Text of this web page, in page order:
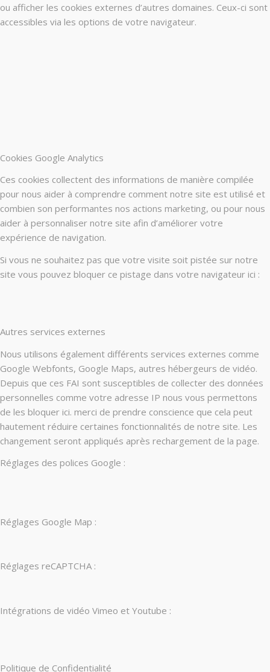
ou afficher les cookies externes d’autres domaines. Ceux-ci sont
accessibles via les options de votre navigateur.
Cookies Google Analytics
Ces cookies collectent des informations de manière compilée
pour nous aider à comprendre comment notre site est utilisé et
combien son performantes nos actions marketing, ou pour nous
aider à personnaliser notre site afin d’améliorer votre
expérience de navigation.
Si vous ne souhaitez pas que votre visite soit pistée sur notre
site vous pouvez bloquer ce pistage dans votre navigateur ici :
Autres services externes
Nous utilisons également différents services externes comme
Google Webfonts, Google Maps, autres hébergeurs de vidéo.
Depuis que ces FAI sont susceptibles de collecter des données
personnelles comme votre adresse IP nous vous permettons
de les bloquer ici. merci de prendre conscience que cela peut
hautement réduire certaines fonctionnalités de notre site. Les
changement seront appliqués après rechargement de la page.
Réglages des polices Google :
Réglages Google Map :
Réglages reCAPTCHA :
Intégrations de vidéo Vimeo et Youtube :
Politique de Confidentialité